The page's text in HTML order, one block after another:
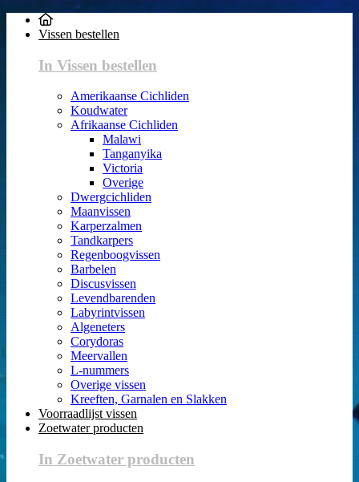
Vissen bestellen
In Vissen bestellen
Amerikaanse Cichliden
Koudwater
Afrikaanse Cichliden
Malawi
Tanganyika
Victoria
Overige
Dwergcichliden
Maanvissen
Karperzalmen
Tandkarpers
Regenboogvissen
Barbelen
Discusvissen
Levendbarenden
Labyrintvissen
Algeneters
Corydoras
Meervallen
L-nummers
Overige vissen
Kreeften, Garnalen en Slakken
Voorraadlijst vissen
Zoetwater producten
In Zoetwater producten